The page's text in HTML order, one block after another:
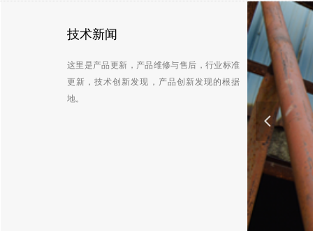
넳
这里是产品更新，产品维修与售后，行业标准
更新，技术创新发现，产品创新发现的根据
地。
技术新闻